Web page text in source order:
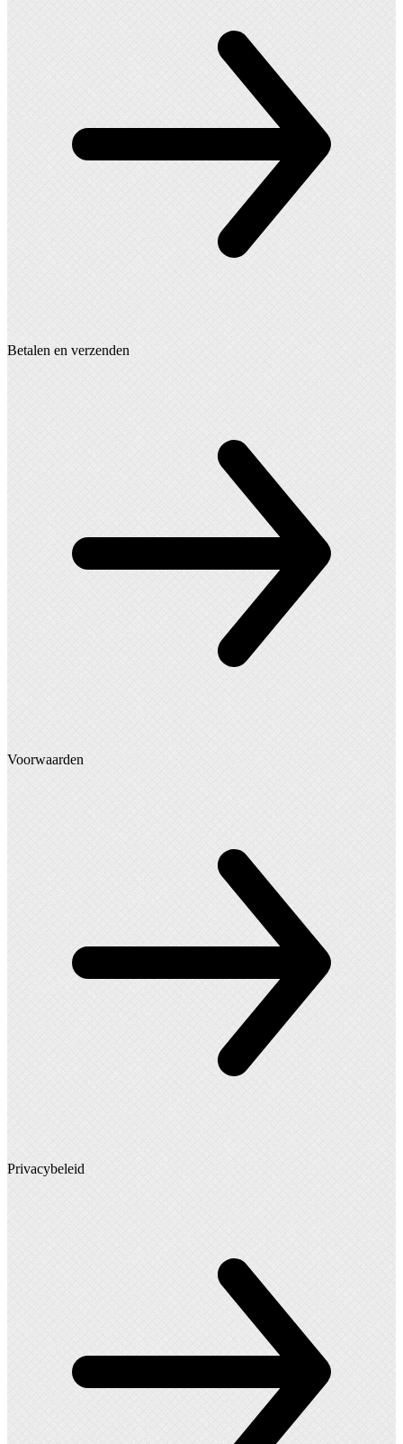
Betalen en verzenden
Voorwaarden
Privacybeleid